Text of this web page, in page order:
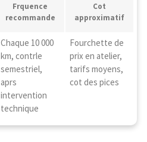
Frquence
recommande
Cot
approximatif
Chaque 10 000
km, contrle
semestriel,
aprs
intervention
technique
Fourchette de
prix en atelier,
tarifs moyens,
cot des pices